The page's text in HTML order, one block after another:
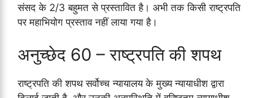
संसद के 2/3 बहुमत से प्रस्तावित है। अभी तक किसी राष्ट्रपति
पर महाभियोग प्रस्ताव नहीं लाया गया है।
अनुच्छेद 60 – राष्ट्रपति की शपथ
राष्ट्रपति की शपथ सर्वोच्च न्यायालय के मुख्य न्यायाधीश द्वारा